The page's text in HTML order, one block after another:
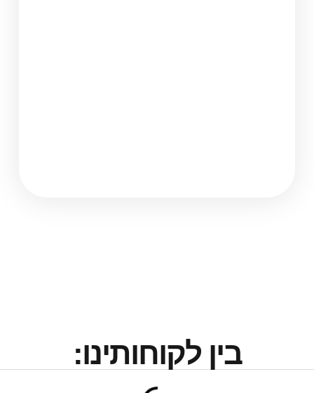
בין לקוחותינו: